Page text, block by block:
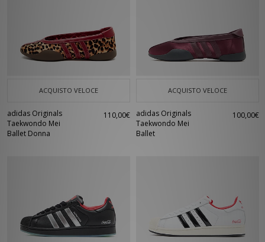
ACQUISTO VELOCE
adidas Originals
Taekwondo Mei
Ballet Donna
110,00€
ACQUISTO VELOCE
adidas Originals
Taekwondo Mei
Ballet
100,00€